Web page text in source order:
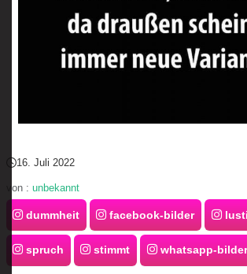
16. Juli 2022
von : unbekannt
dummheit facebook-bilder
spruch stimmt whatsapp-bilder